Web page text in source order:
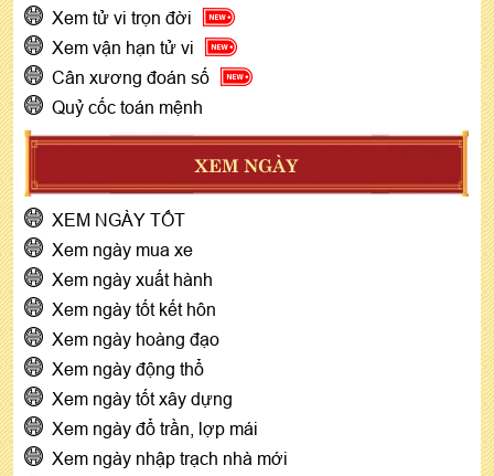
Xem tử vi trọn đời
Xem vận hạn tử vi
Cân xương đoán số
Quỷ cốc toán mệnh
XEM NGÀY
XEM NGÀY TỐT
Xem ngày mua xe
Xem ngày xuất hành
Xem ngày tốt kết hôn
Xem ngày hoàng đạo
Xem ngày động thổ
Xem ngày tốt xây dựng
Xem ngày đổ trần, lợp mái
Xem ngày nhập trạch nhà mới